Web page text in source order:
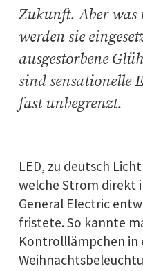
Zukunft. Aber was
werden sie
ausgestorbene
sind sensationelle
fast unbegrenzt.
LED, zu deutsch
welche Strom direkt
General Electric
fristete. So kannte
Kontrolllämpchen in